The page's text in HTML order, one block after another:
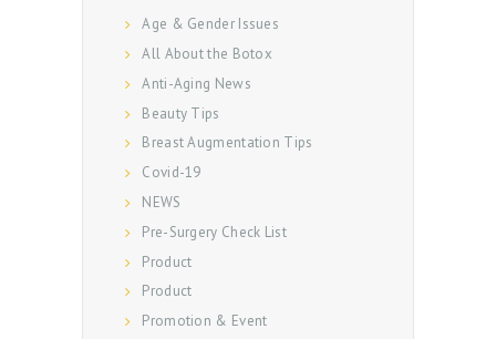
Age & Gender Issues
All About the Botox
Anti-Aging News
Beauty Tips
Breast Augmentation Tips
Covid-19
NEWS
Pre-Surgery Check List
Product
Product
Promotion & Event